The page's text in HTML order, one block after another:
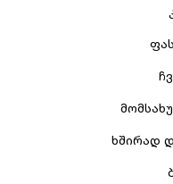
ხშირად